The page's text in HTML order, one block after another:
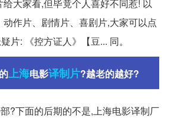
大家看,但毕竟个人喜好不同惹! 以
作片、剧情片、喜剧片,大家可以点
片: 《控方证人》【豆... 同。
上海电影译制片?越老的越好?
?下面的后期的不是,上海电影译制厂